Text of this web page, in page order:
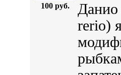
100 руб.
rerio)